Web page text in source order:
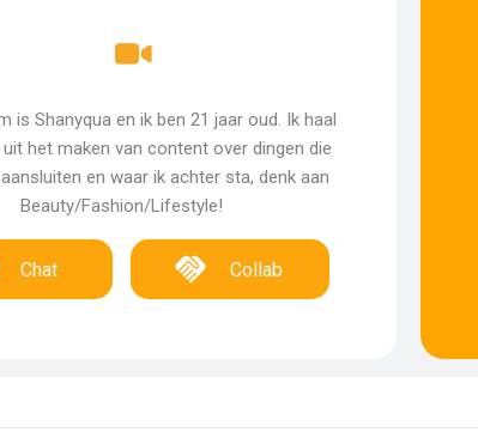
is Shanyqua en ik ben 21 jaar oud. Ik haal
het maken van content over dingen die
en waar ik achter sta, denk aan
Beauty/Fashion/Lifestyle!
Chat Collab